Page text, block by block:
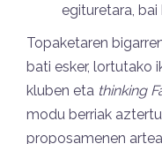
egituretara, bai
Topaketaren
bati esker, lortutako
kluben eta thinking
modu berriak
proposamenen